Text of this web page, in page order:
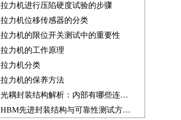
拉力机进行压陷硬度试验的步骤
拉力机位移传感器的分类
拉力机的限位开关测试中的重要性
拉力机的工作原理
拉力机分类
拉力机的保养方法
光耦封装结构解析：内部有哪些连接？为什么需要推拉力测试仪验证？
HBM先进封装结构与可靠性测试方法研究：Micro Bump剪切测试技术解析